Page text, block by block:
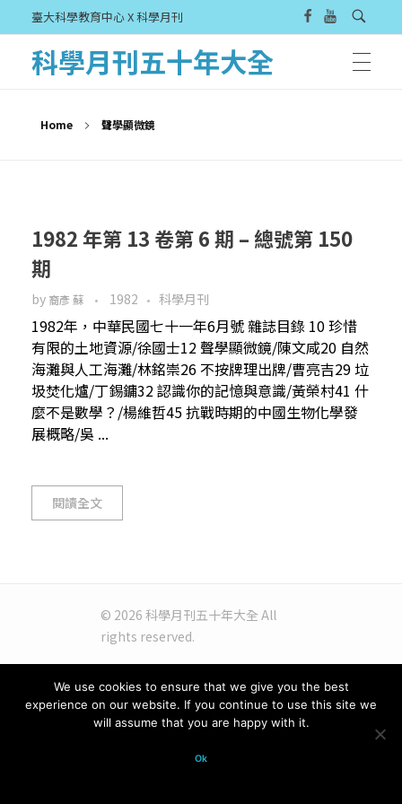
臺大科學教育中心 X 科學月刊
科學月刊五十年大全
Home 聲學顯微鏡
1982 年第 13 卷第 6 期 – 總號第 150
期
by 裔彥 蘇 1982 科學月刊
1982年，中華民國七十一年6月號 雜誌目錄 10 珍惜
有限的土地資源/徐國士12 聲學顯微鏡/陳文咸20 自然
海灘與人工海灘/林銘崇26 不按牌理出牌/曹亮吉29 垃
圾焚化爐/丁錫鏞32 認識你的記憶與意識/黃榮村41 什
麼不是數學？/楊維哲45 抗戰時期的中國生物化學發
展概略/吳 ...
閱讀全文
© 2026 科學月刊五十年大全 All
rights reserved.
We use cookies to ensure that we give you the best
experience on our website. If you continue to use this site we
will assume that you are happy with it.
Ok